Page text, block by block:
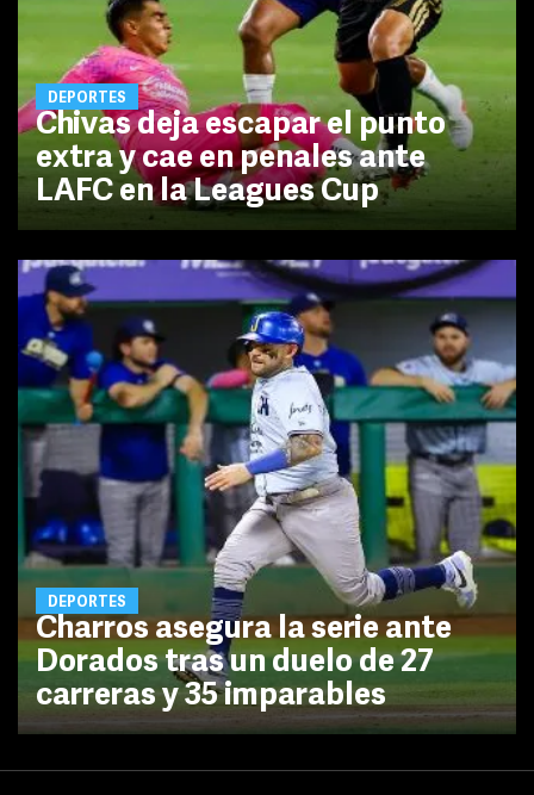
DEPORTES
Chivas deja escapar el punto
extra y cae en penales ante
LAFC en la Leagues Cup
DEPORTES
Charros asegura la serie ante
Dorados tras un duelo de 27
carreras y 35 imparables